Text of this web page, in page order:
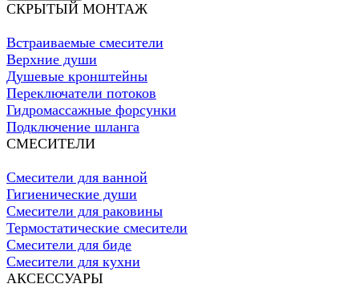
СКРЫТЫЙ МОНТАЖ
Встраиваемые смесители
Верхние души
Душевые кронштейны
Переключатели потоков
Гидромассажные форсунки
Подключение шланга
СМЕСИТЕЛИ
Смесители для ванной
Гигиенические души
Смесители для раковины
Термостатические смесители
Смесители для биде
Смесители для кухни
АКСЕССУАРЫ